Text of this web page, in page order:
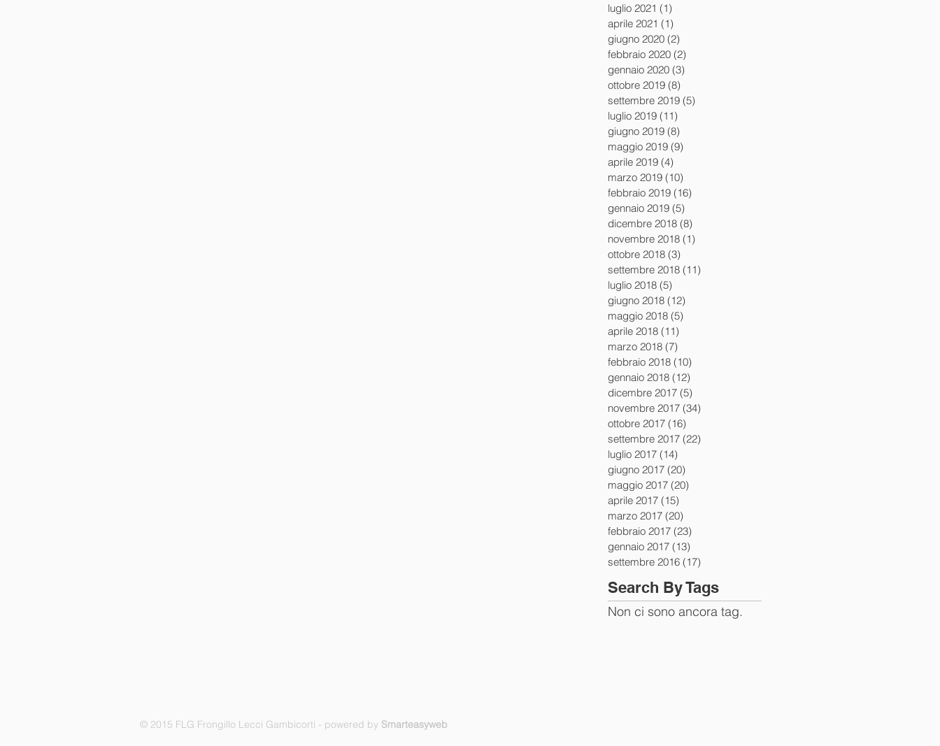
luglio 2021 (1)
aprile 2021 (1)
giugno 2020 (2)
febbraio 2020 (2)
gennaio 2020 (3)
ottobre 2019 (8)
settembre 2019 (5)
luglio 2019 (11)
giugno 2019 (8)
maggio 2019 (9)
aprile 2019 (4)
marzo 2019 (10)
febbraio 2019 (16)
gennaio 2019 (5)
dicembre 2018 (8)
novembre 2018 (1)
ottobre 2018 (3)
settembre 2018 (11)
luglio 2018 (5)
giugno 2018 (12)
maggio 2018 (5)
aprile 2018 (11)
marzo 2018 (7)
febbraio 2018 (10)
gennaio 2018 (12)
dicembre 2017 (5)
novembre 2017 (34)
ottobre 2017 (16)
settembre 2017 (22)
luglio 2017 (14)
giugno 2017 (20)
maggio 2017 (20)
aprile 2017 (15)
marzo 2017 (20)
febbraio 2017 (23)
gennaio 2017 (13)
settembre 2016 (17)
Search By Tags
Non ci sono ancora tag.
© 2015 FLG Frongillo Lecci Gambicorti - powered by Smarteasyweb